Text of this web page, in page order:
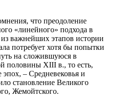
что преодоление
«линейного» подхода в
важнейших этапов истории
потребует хотя бы попытки
на сложившуюся в
половины XIII в., то есть,
– Средневековья и
становление Великого
Жемойтского.